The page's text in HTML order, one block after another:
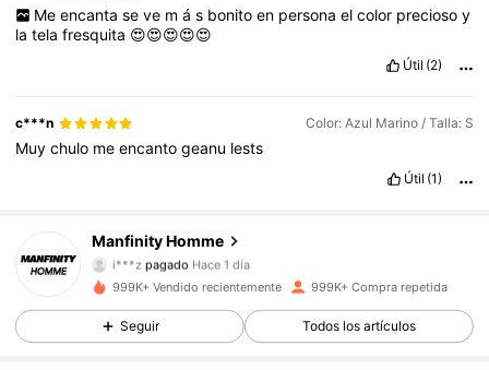
Me encanta se ve m á s bonito en persona el color precioso y
latelafresquita 😍😍😍😍😍
Útil (2)
c***n Color: Azul Marino / Talla: S
Muychulo meencantogeanu lests
Útil (1)
Manfinity Homme
4,86
607K Seguidores
i***z pagado Hace 1 día
L***7seguido haceHace 3 horas
4,86 607K Seguidores
999K+ Vendido recientemente 999K+ Compra repetida
Seguir Todos los artículos